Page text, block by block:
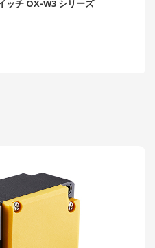
ッチ OX-W3 シリーズ